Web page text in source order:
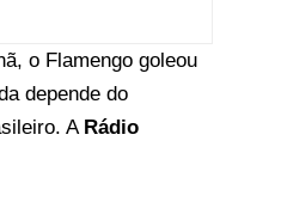
o Flamengo goleou
depende do
A Rádio